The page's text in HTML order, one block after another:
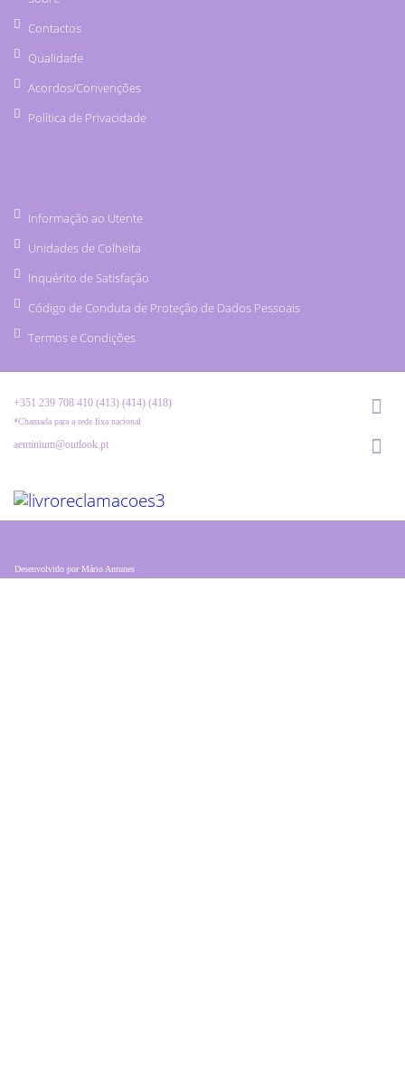
Contactos
Qualidade
Acordos/Convenções
Política de Privacidade
Informação ao Utente
Unidades de Colheita
Inquérito de Satisfação
Código de Conduta de Proteção de Dados Pessoais
Termos e Condições
+351 239 708 410 (413) (414) (418)
*Chamada para a rede fixa nacional
aeminium@outlook.pt
Desenvolvido porMário Antunes